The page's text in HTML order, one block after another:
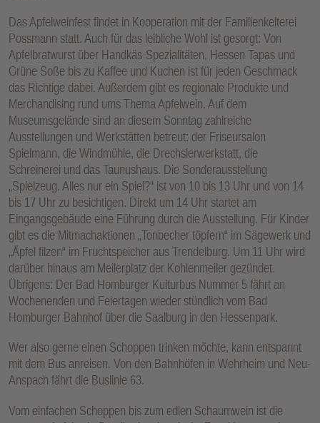
Das Apfelweinfest findet in Kooperation mit der Familienkelterei
Possmann statt. Auch für das leibliche Wohl ist gesorgt: Von
Apfelbratwurst über Handkäs-Spezialitäten, Hessen Tapas und
Grüne Soße bis zu Kaffee und Kuchen ist für jeden Geschmack
das Richtige dabei. Außerdem gibt es regionale Produkte und
Merchandising rund ums Thema Apfelwein. Auf dem
Museumsgelände sind an diesem Sonntag zahlreiche
Ausstellungen und Werkstätten betreut: der Friseursalon
Spielmann, die Windmühle, die Drechslerwerkstatt, die
Schreinerei und das Taunushaus. Die Sonderausstellung
„Spielzeug. Alles nur ein Spiel?“ ist von 10 bis 13 Uhr und von 14
bis 17 Uhr zu besichtigen. Direkt um 14 Uhr startet am
Eingangsgebäude eine Führung durch die Ausstellung. Für Kinder
gibt es die Mitmachaktionen „Tonbecher töpfern“ im Sägewerk und
„Äpfel filzen“ im Fruchtspeicher aus Trendelburg. Um 11 Uhr wird
darüber hinaus am Meilerplatz der Kohlenmeiler gezündet.
Übrigens: Der Bad Homburger Kulturbus Nummer 5 fährt an
Wochenenden und Feiertagen wieder stündlich vom Bad
Homburger Bahnhof über die Saalburg in den Hessenpark.
Wer also gerne einen Schoppen trinken möchte, kann entspannt
mit dem Bus anreisen. Von den Bahnhöfen in Wehrheim und Neu-
Anspach fährt die Buslinie 63.
Vom einfachen Schoppen bis zum edlen Schaumwein ist die